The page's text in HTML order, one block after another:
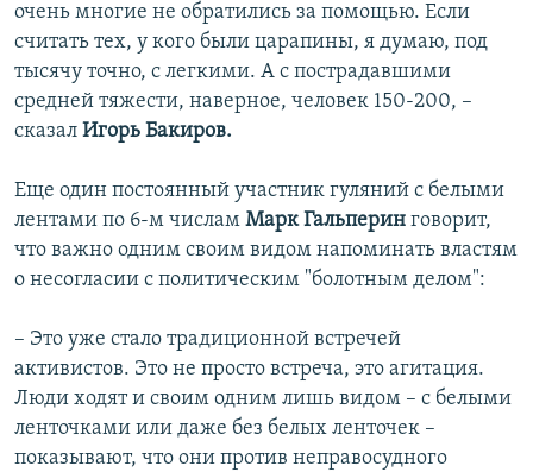
очень многие не обратились за помощью. Если
считать тех, у кого были царапины, я думаю, под
тысячу точно, с легкими. А с пострадавшими
средней тяжести, наверное, человек 150-200, –
сказал Игорь Бакиров.
Еще один постоянный участник гуляний с белыми
лентами по 6-м числам Марк Гальперин говорит,
что важно одним своим видом напоминать властям
о несогласии с политическим "болотным делом":
– Это уже стало традиционной встречей
активистов. Это не просто встреча, это агитация.
Люди ходят и своим одним лишь видом – с белыми
ленточками или даже без белых ленточек –
показывают, что они против неправосудного